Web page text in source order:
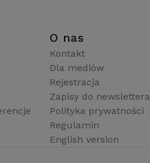
O nas
Kontakt
Dla mediów
Rejestracja
Zapisy do newslettera
Polityka prywatności
Regulamin
English version